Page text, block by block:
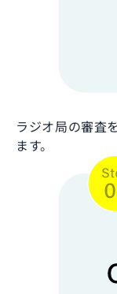
ラジオ局の審査
ます。